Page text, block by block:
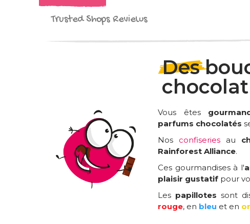
Trusted Shops Reviews
Des
Vous êtes
parfums chocolatés
Nos confiseries au
Rainforest Alliance.
Ces gourmandises à l'
plaisir gustatif pour
Les papillotes sont
rouge, en bleu et en or